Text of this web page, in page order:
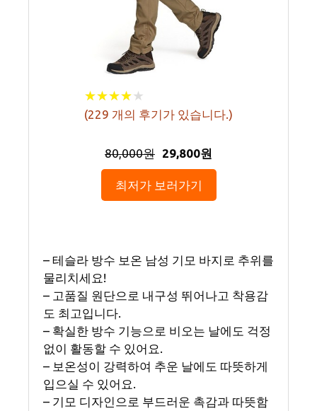
★★★★★
★★★★★
(229 개의 후기가 있습니다.)
80,000원 29,800원
최저가 보러가기
– 테슬라 방수 보온 남성 기모 바지로 추위를
물리치세요!
– 고품질 원단으로 내구성 뛰어나고 착용감
도 최고입니다.
– 확실한 방수 기능으로 비오는 날에도 걱정
없이 활동할 수 있어요.
– 보온성이 강력하여 추운 날에도 따뜻하게
입으실 수 있어요.
– 기모 디자인으로 부드러운 촉감과 따뜻함